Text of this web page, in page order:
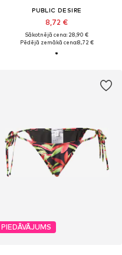
PUBLIC DESIRE
8,72 €
Sākotnējā cena: 28,90 €
Pēdējā zemākā cena:8,72 €
PIEDĀVĀJUMS